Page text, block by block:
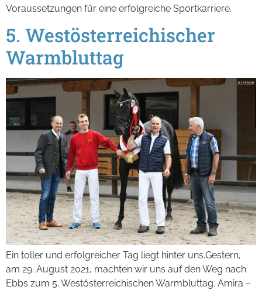
Voraussetzungen für eine erfolgreiche Sportkarriere.
5. Westösterreichischer
Warmbluttag
Ein toller und erfolgreicher Tag liegt hinter uns.Gestern,
am 29. August 2021, machten wir uns auf den Weg nach
Ebbs zum 5. Westösterreichischen Warmbluttag. Amira –